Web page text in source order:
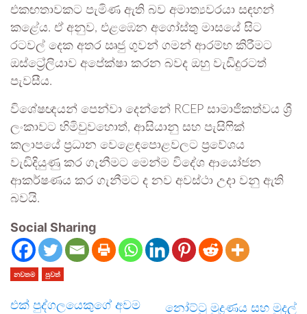
එකඟතාවකට පැමිණ ඇති බව අමාත්‍යවරයා සඳහන්
කළේය. ඒ අනුව, එළඹෙන අගෝස්තු මාසයේ සිට
රටවල් දෙක අතර ඍජු ගුවන් ගමන් ආරම්භ කිරීමට
ඔස්ට්‍රේලියාව අපේක්ෂා කරන බවද ඔහු වැඩිදුරටත්
පැවසීය.
විශේෂඥයන් පෙන්වා දෙන්නේ RCEP සාමාජිකත්වය ශ්‍රී
ලංකාවට හිමිවුවහොත්, ආසියානු සහ පැසිෆික්
කලාපයේ ප්‍රධාන වෙළෙඳපොළවලට ප්‍රවේශය
වැඩිදියුණු කර ගැනීමට මෙන්ම විදේශ ආයෝජන
ආකර්ෂණය කර ගැනීමට ද නව අවස්ථා උදා වනු ඇති
බවයි.
Social Sharing
නවතම පුවත්
එක් පුද්ගලයෙකුගේ අවම
නෝට්ටු මුද්‍රණය සහ මුදල්